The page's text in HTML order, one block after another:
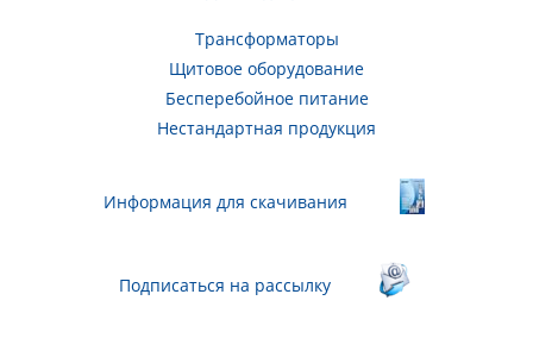
Трансформаторы
Щитовое оборудование
Бесперебойное питание
Нестандартная продукция
Информация для скачивания
Подписаться на рассылку